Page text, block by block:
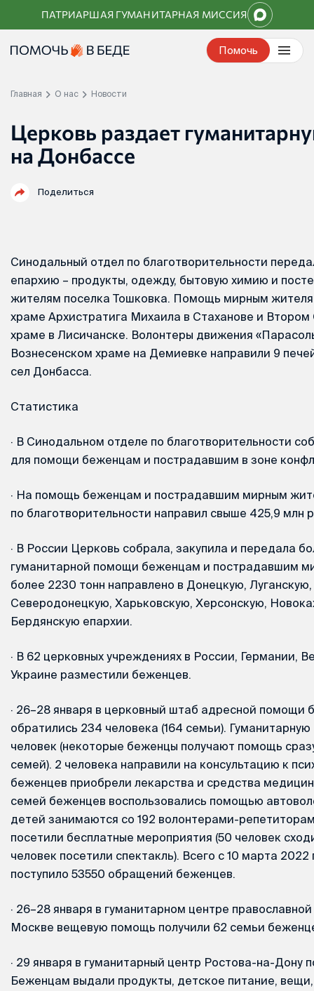
Перейти
к
контенту
ПАТРИАРШАЯ ГУМАНИТАРНАЯ МИССИЯ
Помочь
Главная О нас Новости
Церковь раздает
на Донбассе
Поделиться
Синодальный отдел по благотворительности
епархию – продукты, одежду, бытовую химию и
жителям поселка Тошковка. Помощь мирным
храме Архистратига Михаила в Стаханове и
храме в Лисичанске. Волонтеры движения
Вознесенском храме на Демиевке направили 9
сел Донбасса.
Статистика
· В Синодальном отделе по благотворительности
для помощи беженцам и пострадавшим в зоне
· На помощь беженцам и пострадавшим мирным
по благотворительности направил свыше 425,9 млн
· В России Церковь собрала, закупила и передала
гуманитарной помощи беженцам и пострадавшим
более 2230 тонн направлено в Донецкую, Луганскую,
Северодонецкую, Харьковскую, Херсонскую,
Бердянскую епархии.
· В 62 церковных учреждениях в России, Германии,
Украине разместили беженцев.
· 26–28 января в церковный штаб адресной помощи
обратились 234 человека (164 семьи).
человек (некоторые беженцы получают помощь
семей). 2 человека направили на консультацию к
беженцев приобрели лекарства и средства
семей беженцев воспользовались помощью
детей занимаются со 192 волонтерами-
посетили бесплатные мероприятия (50 человек
человек посетили спектакль). Всего с 10 марта
поступило 53550 обращений беженцев.
· 26–28 января в гуманитарном центре
Москве вещевую помощь получили 62 семьи
· 29 января в гуманитарный центр Ростова-на-Дону
Беженцам выдали продукты, детское питание,